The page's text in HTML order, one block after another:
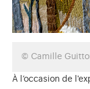
© Camille
À l’occasion de